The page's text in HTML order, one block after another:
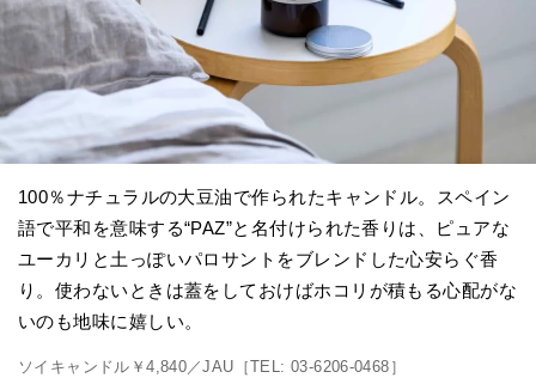
100％ナチュラルの大豆油で作られたキャンドル。スペイン
語で平和を意味する“PAZ”と名付けられた香りは、ピュアな
ユーカリと土っぽいパロサントをブレンドした心安らぐ香
り。使わないときは蓋をしておけばホコリが積もる心配がな
いのも地味に嬉しい。
ソイキャンドル￥4,840／JAU［TEL: 03-6206-0468］